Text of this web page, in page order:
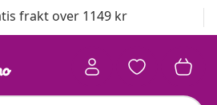
frakt over 1149 kr